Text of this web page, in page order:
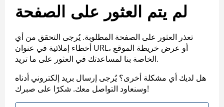
لم يتم العثور على الصفحة
تعذر العثور على الصفحة المطلوبة. يُرجى التحقق من أي
أخطاء إملائية في عنوان URL، أو عرض خريطة الموقع
الخاصة بنا لمساعدتك في العثور على ما تريد.
هل لديك أي مشكلة أخرى؟ يُرجى إرسال بريد إلكتروني أدناه
وسنعاود التواصل معك. شكرًا على صبرك!